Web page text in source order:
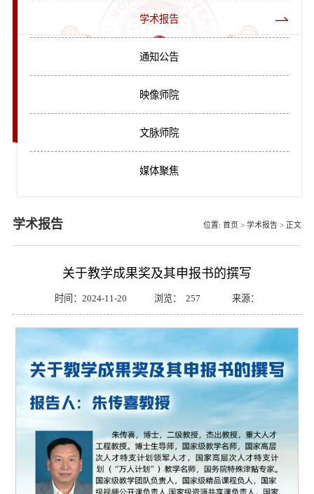
学术报告
通知公告
映像师院
文脉师院
媒体聚焦
学术报告 位置: 首页 > 学术报告 > 正文
关于教学成果奖及其申报书的撰写
时间：2024-11-20 浏览： 257 来源：